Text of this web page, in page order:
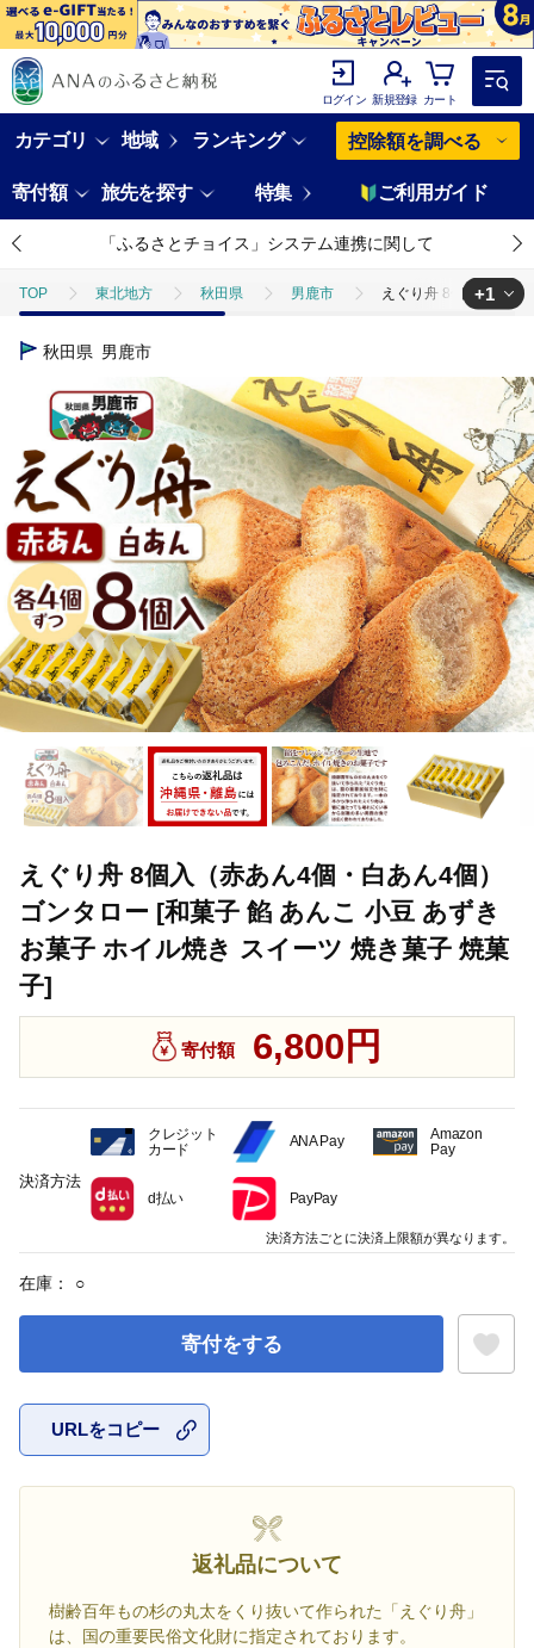
ログイン 新規登録 カート
カテゴリ 地域 ランキング 控除額を調べる
寄付額 旅先を探す 特集 ご利用ガイド
「ふるさとチョイス」システム連携に関して
TOP 東北地方 秋田県 男鹿市 えぐり舟 8個入（赤あ
TOP
+1
秋田県 男鹿市
えぐり舟 8個入（赤あん4個・白あん4個）
ゴンタロー [和菓子 餡 あんこ 小豆 あずき
お菓子 ホイル焼き スイーツ 焼き菓子 焼菓
子]
寄付額 6,800円
在庫： ○
寄付をする
URLをコピー
返礼品について
樹齢百年もの杉の丸太をくり抜いて作られた「えぐり舟」
は、国の重要民俗文化財に指定されております。
決済方法
クレジット
カード
ANA Pay
Amazon
Pay
d払い PayPay
決済方法ごとに決済上限額が異なります。